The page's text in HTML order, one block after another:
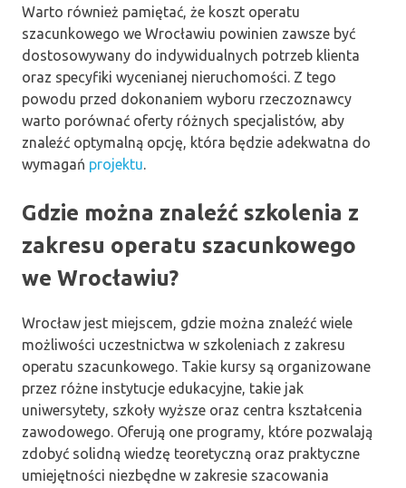
Warto również pamiętać, że koszt operatu
szacunkowego we Wrocławiu powinien zawsze być
dostosowywany do indywidualnych potrzeb klienta
oraz specyfiki wycenianej nieruchomości. Z tego
powodu przed dokonaniem wyboru rzeczoznawcy
warto porównać oferty różnych specjalistów, aby
znaleźć optymalną opcję, która będzie adekwatna do
wymagań projektu
Gdzie można znaleźć szkolenia z
zakresu operatu szacunkowego
we Wrocławiu?
Wrocław jest miejscem, gdzie można znaleźć wiele
możliwości uczestnictwa w szkoleniach z zakresu
operatu szacunkowego. Takie kursy są organizowane
przez różne instytucje edukacyjne, takie jak
uniwersytety, szkoły wyższe oraz centra kształcenia
zawodowego. Oferują one programy, które pozwalają
zdobyć solidną wiedzę teoretyczną oraz praktyczne
umiejętności niezbędne w zakresie szacowania